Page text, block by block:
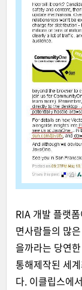
RIA 개발 플랫
면사람들의 많
을까라는 당연
통해제작된 세
다. 이클립스에